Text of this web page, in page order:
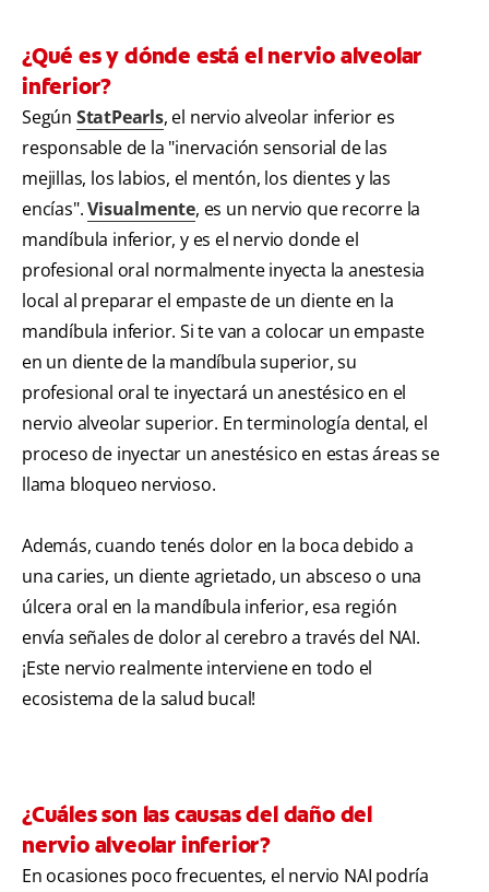
¿Qué es y dónde está el nervio alveolar
inferior?
Según StatPearls, el nervio alveolar inferior es
responsable de la "inervación sensorial de las
mejillas, los labios, el mentón, los dientes y las
encías".Visualmente, es un nervio que recorre la
mandíbula inferior, y es el nervio donde el
profesional oral normalmente inyecta la anestesia
local al preparar el empaste de un diente en la
mandíbula inferior. Si te van a colocar un empaste
en un diente de la mandíbula superior, su
profesional oral te inyectará un anestésico en el
nervio alveolar superior. En terminología dental, el
proceso de inyectar un anestésico en estas áreas se
llama bloqueo nervioso.
Además, cuando tenés dolor en la boca debido a
una caries, un diente agrietado, un absceso o una
úlcera oral en la mandíbula inferior, esa región
envía señales de dolor al cerebro a través del NAI.
¡Este nervio realmente interviene en todo el
ecosistema de la salud bucal!
¿Cuáles son las causas del daño del
nervio alveolar inferior?
En ocasiones poco frecuentes, el nervio NAI podría